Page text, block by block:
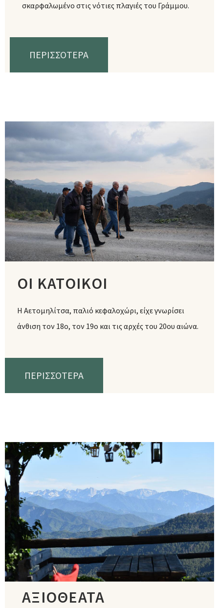
σκαρφαλωμένο στις νότιες πλαγιές του Γράμμου.
ΠΕΡΙΣΣΟΤΕΡΑ
ΟΙ ΚΑΤΟΙΚΟΙ
Η Αετομηλίτσα, παλιό κεφαλοχώρι, είχε γνωρίσει
άνθιση τον 18ο, τον 19ο και τις αρχές του 20ου αιώνα.
ΠΕΡΙΣΣΟΤΕΡΑ
ΑΞΙΟΘΕΑΤΑ